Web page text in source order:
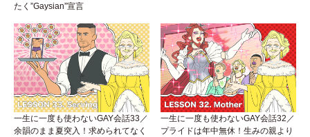
たく”Gaysian”宣言
一生に一度も使わないGAY会話33／
余韻のまま夏突入！求められてなく
一生に一度も使わないGAY会話32／
プライドは年中無休！生みの親より